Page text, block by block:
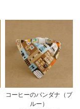
コーヒーのバンダナ（ブ
ルー）